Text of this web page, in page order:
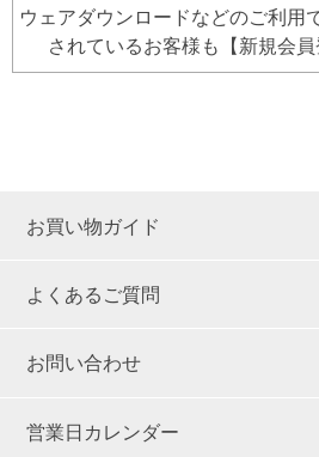
ウェアダウンロードなどのご利用
されているお客様も【新規会員
お買い物ガイド
よくあるご質問
お問い合わせ
営業日カレンダー